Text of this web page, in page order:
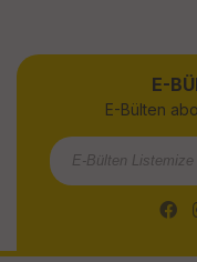
E-
E-Bülten